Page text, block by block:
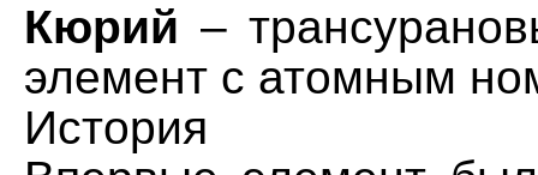
Кюрий –
элемент с атомным
История